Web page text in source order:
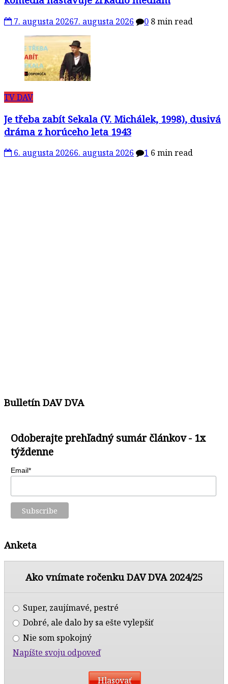
7. augusta 20267. augusta 2026 0 8 min read
TV DAV
Je třeba zabít Sekala (V. Michálek, 1998), dusivá
dráma z horúceho leta 1943
6. augusta 20266. augusta 2026 1 6 min read
Bulletín DAV DVA
Odoberajte prehľadný sumár článkov - 1x
týždenne
Email*
Anketa
Ako vnímate ročenku DAV DVA 2024/25
Super, zaujímavé, pestré
Dobré, ale dalo by sa ešte vylepšiť
Nie som spokojný
Napíšte svoju odpoveď